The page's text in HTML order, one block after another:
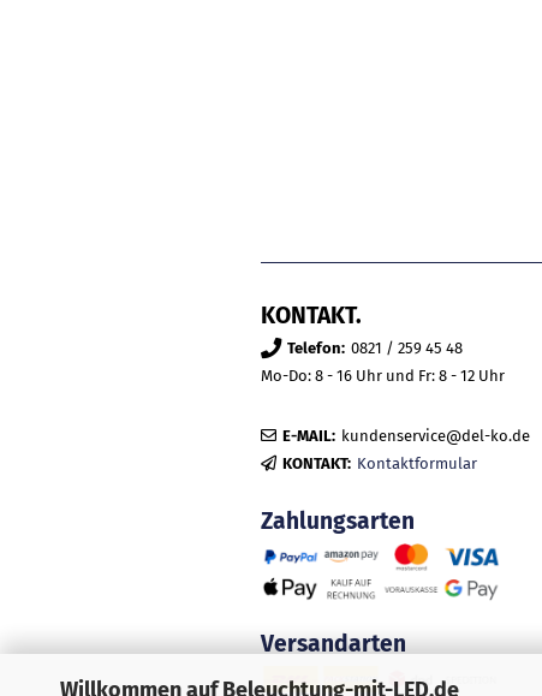
Willkommen auf Beleuchtung-mit-LED.de
KONTAKT.
Telefon: 0821 / 259 45 48
Mo-Do: 8 - 16 Uhr und Fr: 8 - 12 Uhr
E-MAIL: kundenservice@del-ko.de
KONTAKT: Kontaktformular
Zahlungsarten
Versandarten